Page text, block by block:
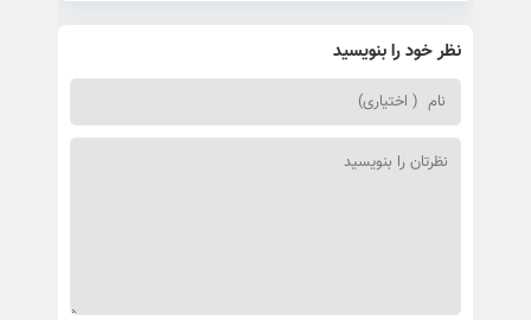
نظر خود را بنویسید